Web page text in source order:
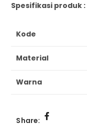
Spesifikasi produk :
Kode
Material
Warna
Share: